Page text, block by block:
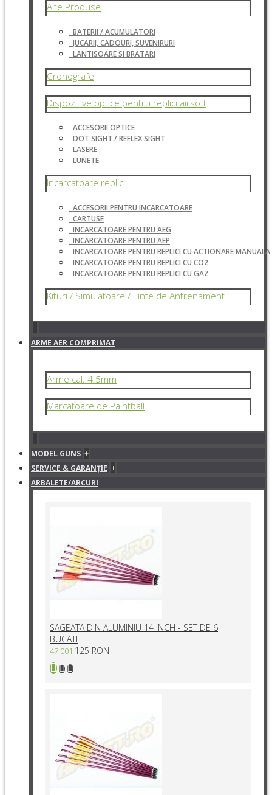
Alte Produse
BATERII / ACUMULATORI
JUCARII, CADOURI, SUVENIRURI
LANTISOARE SI BRATARI
Cronografe
Dispozitive optice pentru replici airsoft
ACCESORII OPTICE
DOT SIGHT / REFLEX SIGHT
LASERE
LUNETE
Incarcatoare replici
ACCESORII PENTRU INCARCATOARE
CARTUSE
INCARCATOARE PENTRU AEG
INCARCATOARE PENTRU AEP
INCARCATOARE PENTRU REPLICI CU ACTIONARE MANUALA
INCARCATOARE PENTRU REPLICI CU CO2
INCARCATOARE PENTRU REPLICI CU GAZ
Kituri / Simulatoare / Tinte de Antrenament
+
ARME AER COMPRIMAT
Arme cal. 4.5mm
Marcatoare de Paintball
+
MODEL GUNS +
SERVICE & GARANŢIE +
ARBALETE/ARCURI
SAGEATA DIN ALUMINIU 14 INCH - SET DE 6
BUCATI
47.001 125 RON